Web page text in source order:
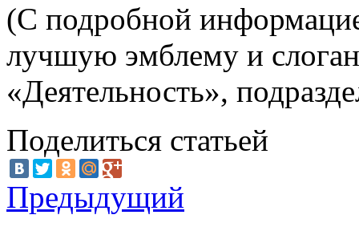
(С подробной
лучшую эмблему и
«Деятельность»,
Поделиться статьей
Предыдущий